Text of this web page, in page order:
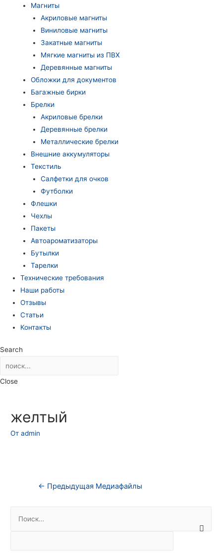
Магниты
Акриловые магниты
Виниловые магниты
Закатные магниты
Мягкие магниты из ПВХ
Деревянные магниты
Обложки для документов
Багажные бирки
Брелки
Акриловые брелки
Деревянные брелки
Металлические брелки
Внешние аккумуляторы
Текстиль
Салфетки для очков
Футболки
Флешки
Чехлы
Пакеты
Автоароматизаторы
Бутылки
Тарелки
Технические требования
Наши работы
Отзывы
Статьи
Контакты
Search
Close
желтый
От admin
Навигация
записям
← Предыдущая Медиафайлы